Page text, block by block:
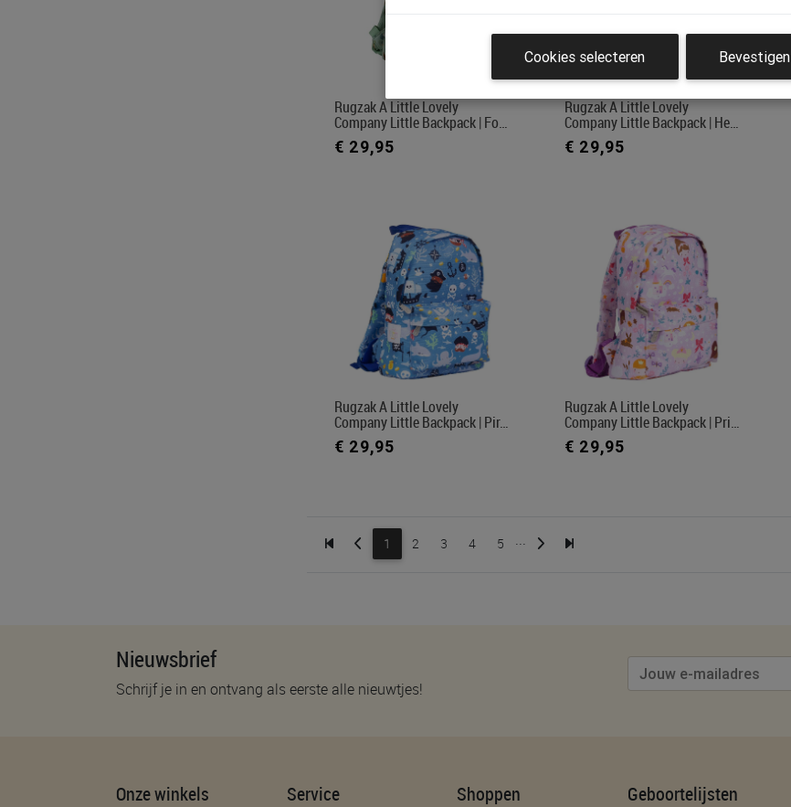
Rugzak A Little Lovely
Company Little Backpack | Fo…
€ 29,95
Rugzak A Little Lovely
Company Little Backpack | He…
€ 29,95
Rugzak A Little Lovely
Company Little Backpack | Pir…
€ 29,95
Rugzak A Little Lovely
Company Little Backpack | Pri…
€ 29,95
1 2 3 4 5 ...
Nieuwsbrief
Schrijf je in en ontvang als eerste alle nieuwtjes!
Onze winkels Service Shoppen Geboortelijsten
Cookies selecteren Bevestigen